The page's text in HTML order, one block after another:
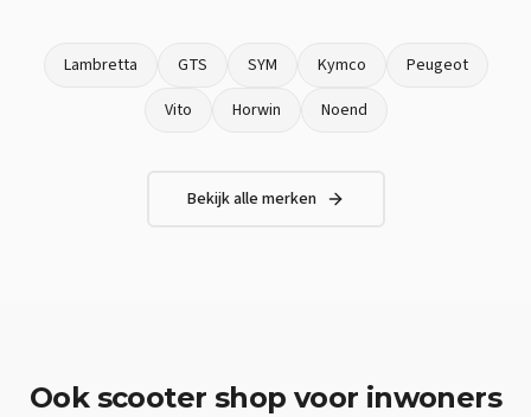
Lambretta GTS SYM Kymco
Peugeot
Vito
Horwin Noend
Bekijk alle merken
Ook scooter shop voor inwoners